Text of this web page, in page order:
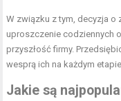
W związku z tym, decyzja
uproszczenie codziennych
przyszłość firmy.
wesprą ich na każdym
Jakie są